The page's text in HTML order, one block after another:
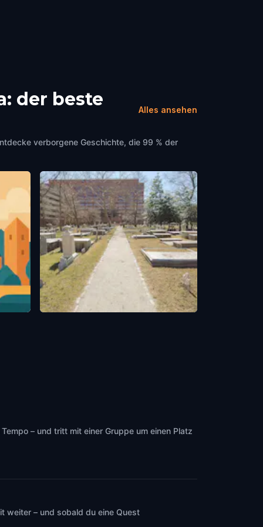
der beste
Alles ansehen
verborgene Geschichte, die 99 % der
– und tritt mit einer Gruppe um einen Platz
weiter – und sobald du eine Quest